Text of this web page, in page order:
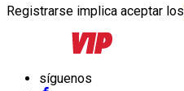
Registrarse implica aceptar los
síguenos